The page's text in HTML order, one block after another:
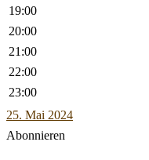
19:00
20:00
21:00
22:00
23:00
25. Mai 2024
Abonnieren